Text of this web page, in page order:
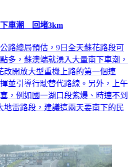
下車潮 回堵3km
路總局預估，9日全天蘇花路段可
多，蘇澳端就湧入大量南下車潮，
改開放大型重機上路的第一個連
並引導行駛替代路線。另外，上午
，例如國一湖口段紫爆、時速不到
地雷路段，建議這兩天要南下的民